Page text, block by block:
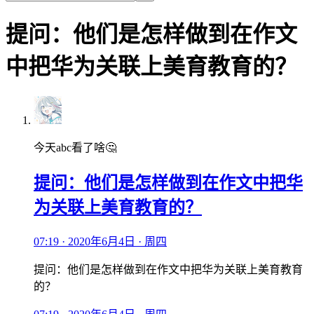
提问：他们是怎样做到在作文
中把华为关联上美育教育的？
今天abc看了啥🤔
提问：他们是怎样做到在作文中把华
为关联上美育教育的？
07:19 · 2020年6月4日 · 周四
提问：他们是怎样做到在作文中把华为关联上美育教育
的？